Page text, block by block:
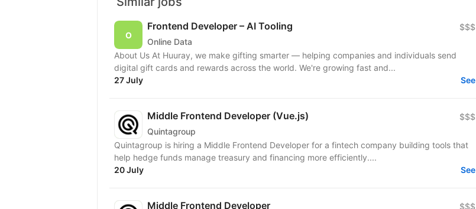
Frontend Developer – AI Tooling
Online Data
$$$
About Us At Huuray, we make gifting smarter — helping companies and individuals send
digital gift cards and rewards across the world. We're growing fast and...
27 July
See
Middle Frontend Developer (Vue.js)
Quintagroup
$$$
Quintagroup is hiring a Middle Frontend Developer for a fintech company building tools that
help hedge funds manage treasury and financing more efficiently....
20 July
See
Middle Frontend Developer $$$